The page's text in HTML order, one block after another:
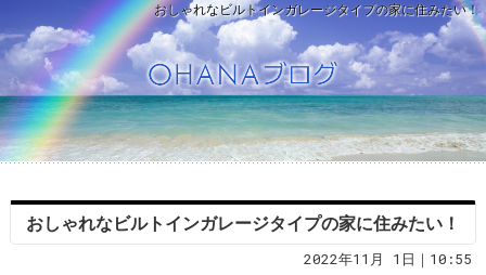
おしゃれなビルトインガレージタイプの家に住みたい！
おしゃれなビルトインガレージタイプの家に住みたい！
2022年11月 1日｜10:55